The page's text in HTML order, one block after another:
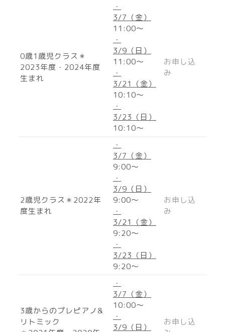
0歳1歳児クラス＊
2023年度・2024年度
生まれ
・
3/7（金）
11:00〜
・
3/9（日）
11:00〜
・
3/21（金）
10:10〜
・
3/23（日）
10:10〜
お申し込
み
2歳児クラス＊2022年
度生まれ
・
3/7（金）
9:00〜
・
3/9（日）
9:00〜
・
3/21（金）
9:20〜
・
3/23（日）
9:20〜
お申し込
み
3歳からのプレピアノ&
リトミック
・
3/7（金）
10:00〜
・
3/9（日）
お申し込